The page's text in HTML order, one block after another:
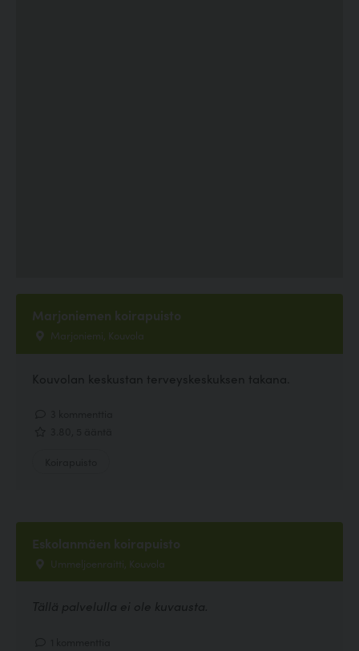
Marjoniemen koirapuisto
Marjoniemi, Kouvola
Kouvolan keskustan terveyskeskuksen takana.
Eskolanmäen koirapuisto
Ummeljoenraitti, Kouvola
Tällä palvelulla ei ole kuvausta.